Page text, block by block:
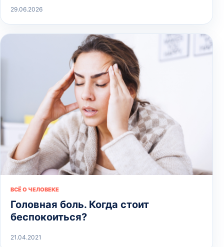
29.06.2026
ВСЁ О ЧЕЛОВЕКЕ
Головная боль. Когда стоит
беспокоиться?
21.04.2021